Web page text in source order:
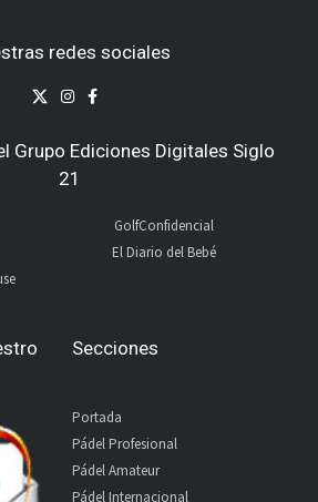
redes sociales
Grupo Ediciones Digitales Siglo
21
GolfConfidencial
El Diario del Bebé
Secciones
Portada
Pádel Profesional
Pádel Amateur
Pádel Internacional